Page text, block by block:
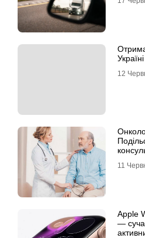
Україні
12
11
Apple
—